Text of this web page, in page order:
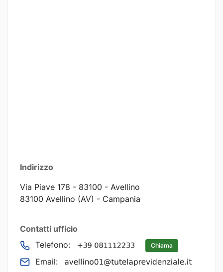
Indirizzo
Via Piave 178 - 83100 - Avellino
83100 Avellino (AV) - Campania
Contatti ufficio
Telefono:
Chiama
Email: